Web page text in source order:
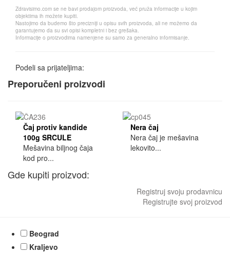
Zdravisimo.com se ne bavi prodajom proizvoda, već pruža informacije u kojim
objektima ih možete kupiti.
Nastojimo da budemo što precizniji u opisu svih proizvoda, ali ne možemo da
garantujemo da su svi opisi kompletni i bez grešaka.
Informacije o proizvodima namenjene su samo za generalno informisanje.
Podeli sa prijateljima:
Preporučeni proizvodi
Čaj protiv kandide
100g SRCULE
Mešavina biljnog čaja
kod pro...
Nera čaj
Nera čaj je mešavina
lekovito...
Gde kupiti proizvod:
Registruj svoju prodavnicu
Registrujte svoj proizvod
Beograd
Kraljevo